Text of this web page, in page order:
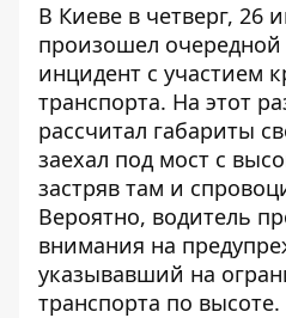
В Киеве в четверг, 26
произошел
инцидент с участием
транспорта. На этот
рассчитал габариты
заехал под мост с
застряв там и
Вероятно, водитель
внимания на
указывавший на
транспорта по высоте.